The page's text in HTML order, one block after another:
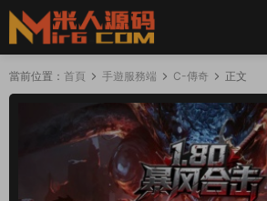
當前位置： 首頁 手遊服務端 C-傳奇 正文